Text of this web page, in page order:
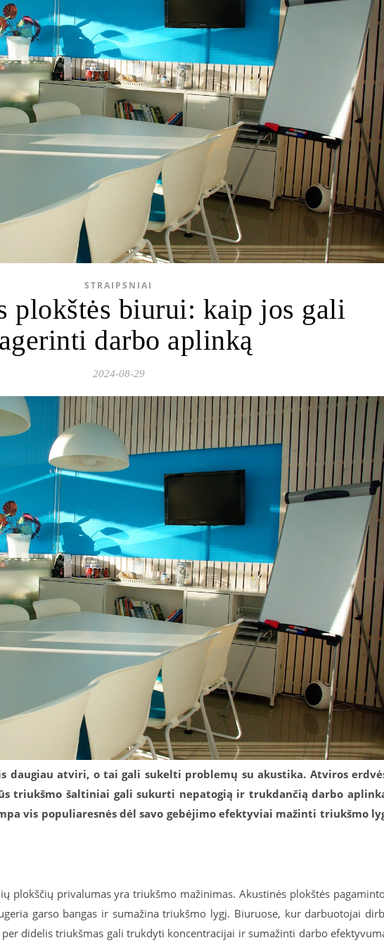
STRAIPSNIAI
plokštės biurui: kaip jos gali
darbo aplinką
2024-08-29
daugiau atviri, o tai gali sukelti problemų su akustika. Atviros
triukšmo šaltiniai gali sukurti nepatogią ir trukdančią darbo
vis populiaresnės dėl savo gebėjimo efektyviai mažinti triukšmo
plokščių privalumas yra triukšmo mažinimas. Akustinės plokštės
garso bangas ir sumažina triukšmo lygį. Biuruose, kur darbuotojai
didelis triukšmas gali trukdyti koncentracijai ir sumažinti darbo